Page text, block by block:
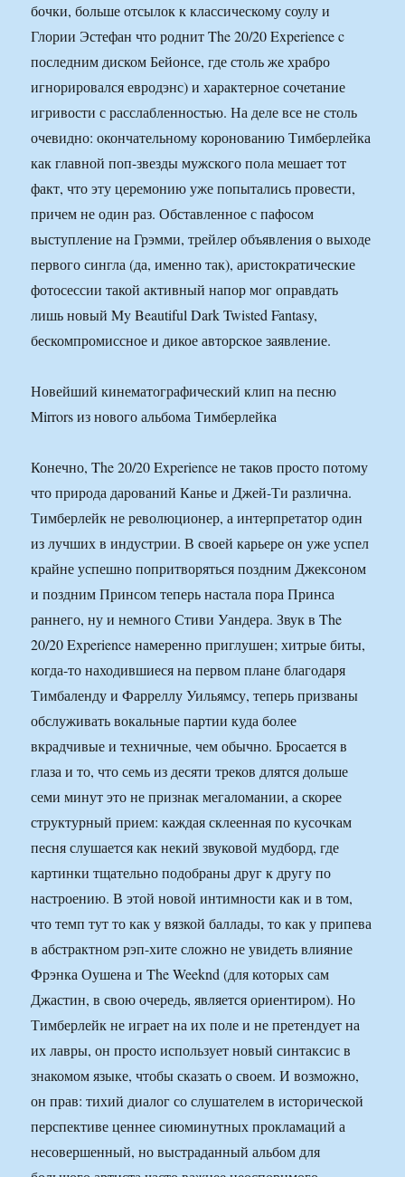
бочки, больше отсылок к классическому соулу и
Глории Эстефан что роднит The 20/20 Experience c
последним диском Бейонсе, где столь же храбро
игнорировался евродэнс) и характерное сочетание
игривости с расслабленностью. На деле все не столь
очевидно: окончательному коронованию Тимберлейка
как главной поп-звезды мужского пола мешает тот
факт, что эту церемонию уже попытались провести,
причем не один раз. Обставленное с пафосом
выступление на Грэмми, трейлер объявления о выходе
первого сингла (да, именно так), аристократические
фотосессии такой активный напор мог оправдать
лишь новый My Beautiful Dark Twisted Fantasy,
бескомпромиссное и дикое авторское заявление.
Новейший кинематографический клип на песню
Mirrors из нового альбома Тимберлейка
Конечно, The 20/20 Experience не таков просто потому
что природа дарований Канье и Джей-Ти различна.
Тимберлейк не революционер, а интерпретатор один
из лучших в индустрии. В своей карьере он уже успел
крайне успешно попритворяться поздним Джексоном
и поздним Принсом теперь настала пора Принса
раннего, ну и немного Стиви Уандера. Звук в The
20/20 Experience намеренно приглушен; хитрые биты,
когда-то находившиеся на первом плане благодаря
Тимбаленду и Фарреллу Уильямсу, теперь призваны
обслуживать вокальные партии куда более
вкрадчивые и техничные, чем обычно. Бросается в
глаза и то, что семь из десяти треков длятся дольше
семи минут это не признак мегаломании, а скорее
структурный прием: каждая склеенная по кусочкам
песня слушается как некий звуковой мудборд, где
картинки тщательно подобраны друг к другу по
настроению. В этой новой интимности как и в том,
что темп тут то как у вязкой баллады, то как у припева
в абстрактном рэп-хите сложно не увидеть влияние
Фрэнка Оушена и The Weeknd (для которых сам
Джастин, в свою очередь, является ориентиром). Но
Тимберлейк не играет на их поле и не претендует на
их лавры, он просто использует новый синтаксис в
знакомом языке, чтобы сказать о своем. И возможно,
он прав: тихий диалог со слушателем в исторической
перспективе ценнее сиюминутных прокламаций а
несовершенный, но выстраданный альбом для